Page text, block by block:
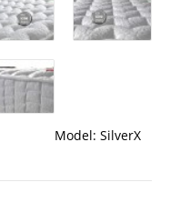
Model: SilverX